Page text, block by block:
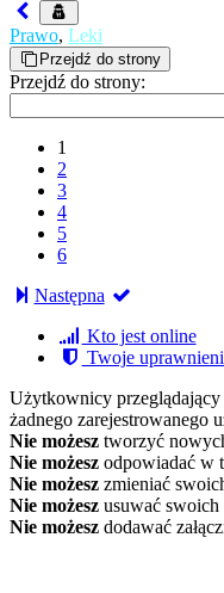
Prawo, Leki
Przejdź do strony
Przejdź do strony:
1
2
3
4
5
6
Następna
Kto jest online
Twoje
Użytkownicy
żadnego zarejestrowanego
Nie możesz tworzyć
Nie możesz odpowiadać w
Nie możesz zmieniać
Nie możesz usuwać swoich
Nie możesz dodawać